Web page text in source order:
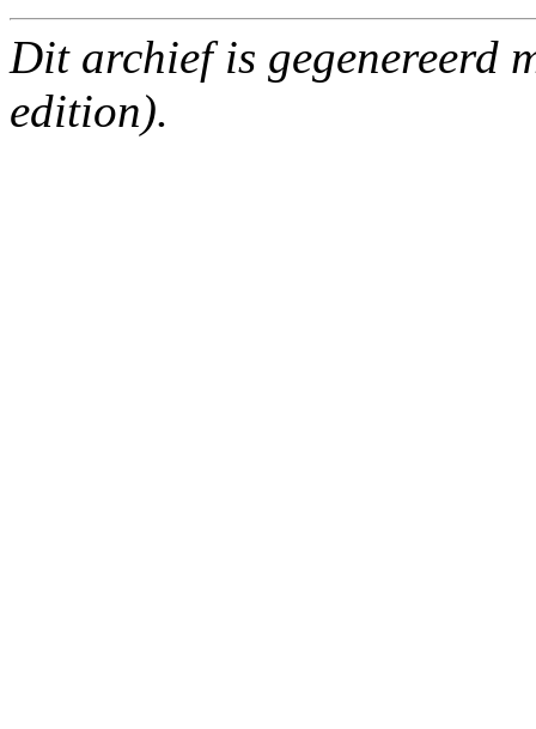
Dit archief is gegenereerd
edition).